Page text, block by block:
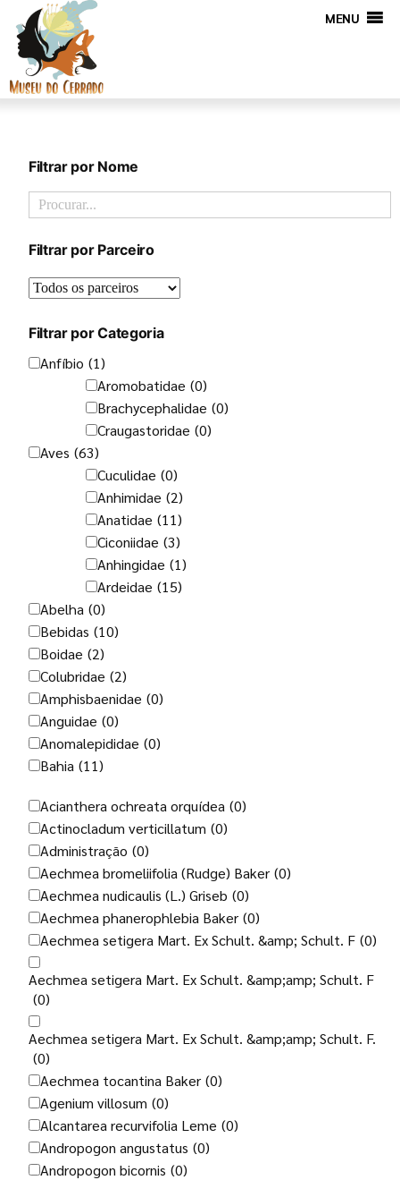
MENU
Filtrar por Nome
Filtrar por Parceiro
Filtrar por Categoria
Anfíbio (1)
Aromobatidae (0)
Brachycephalidae (0)
Craugastoridae (0)
Aves (63)
Cuculidae (0)
Anhimidae (2)
Anatidae (11)
Ciconiidae (3)
Anhingidae (1)
Ardeidae (15)
Abelha (0)
Bebidas (10)
Boidae (2)
Colubridae (2)
Amphisbaenidae (0)
Anguidae (0)
Anomalepididae (0)
Bahia (11)
Acianthera ochreata orquídea (0)
Actinocladum verticillatum (0)
Administração (0)
Aechmea bromeliifolia (Rudge) Baker (0)
Aechmea nudicaulis (L.) Griseb (0)
Aechmea phanerophlebia Baker (0)
Aechmea setigera Mart. Ex Schult. &amp; Schult. F (0)
Aechmea setigera Mart. Ex Schult. &amp;amp; Schult. F
(0)
Aechmea setigera Mart. Ex Schult. &amp;amp; Schult. F.
(0)
Aechmea tocantina Baker (0)
Agenium villosum (0)
Alcantarea recurvifolia Leme (0)
Andropogon angustatus (0)
Andropogon bicornis (0)